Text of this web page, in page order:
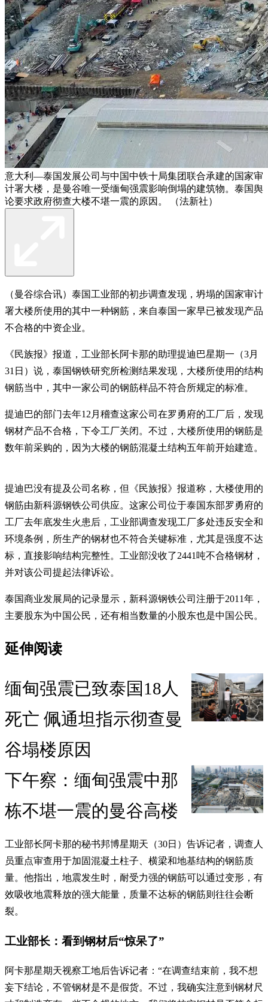
意大利—泰国发展公司与中国中铁十局集团联合承建的国家审
计署大楼，是曼谷唯一受缅甸强震影响倒塌的建筑物。泰国舆
论要求政府彻查大楼不堪一震的原因。 （法新社）
（曼谷综合讯）泰国工业部的初步调查发现，坍塌的国家审计
署大楼所使用的其中一种钢筋，来自泰国一家早已被发现产品
不合格的中资企业。
《民族报》报道，工业部长阿卡那的助理提迪巴星期一（3月
31日）说，泰国钢铁研究所检测结果发现，大楼所使用的结构
钢筋当中，其中一家公司的钢筋样品不符合所规定的标准。
提迪巴的部门去年12月稽查这家公司在罗勇府的工厂后，发现
钢材产品不合格，下令工厂关闭。不过，大楼所使用的钢筋是
数年前采购的，因为大楼的钢筋混凝土结构五年前开始建造。
提迪巴没有提及公司名称，但《民族报》报道称，大楼使用的
钢筋由新科源钢铁公司供应。这家公司位于泰国东部罗勇府的
工厂去年底发生火患后，工业部调查发现工厂多处违反安全和
环境条例，所生产的钢材也不符合关键标准，尤其是强度不达
标，直接影响结构完整性。工业部没收了2441吨不合格钢材，
并对该公司提起法律诉讼。
泰国商业发展局的记录显示，新科源钢铁公司注册于2011年，
主要股东为中国公民，还有相当数量的小股东也是中国公民。
延伸阅读
缅甸强震已致泰国18人
死亡 佩通坦指示彻查曼
谷塌楼原因
下午察：缅甸强震中那
栋不堪一震的曼谷高楼
工业部长阿卡那的秘书邦博星期天（30日）告诉记者，调查人
员重点审查用于加固混凝土柱子、横梁和地基结构的钢筋质
量。他指出，地震发生时，耐受力强的钢筋可以通过变形，有
效吸收地震释放的强大能量，质量不达标的钢筋则往往会断
裂。
工业部长：看到钢材后“惊呆了”
阿卡那星期天视察工地后告诉记者：“在调查结束前，我不想
妄下结论，不管钢材是不是假货。不过，我确实注意到钢材尺